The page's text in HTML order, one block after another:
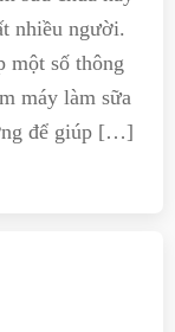
nhiều người.
một số thông
máy làm sữa
để giúp […]